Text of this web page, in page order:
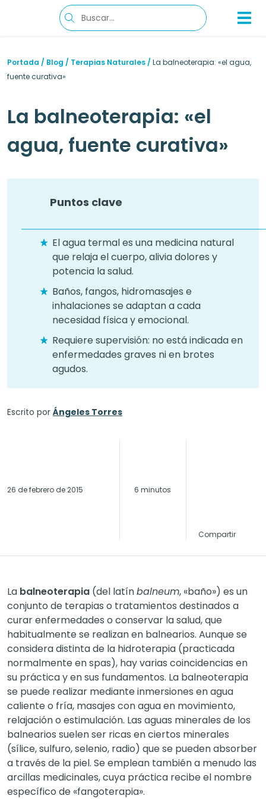
Portada / Blog / Terapias Naturales / La balneoterapia: «el agua,
fuente curativa»
La balneoterapia: «el
agua, fuente curativa»
Puntos clave
El agua termal es una medicina natural
que relaja el cuerpo, alivia dolores y
potencia la salud.
Baños, fangos, hidromasajes e
inhalaciones se adaptan a cada
necesidad física y emocional.
Requiere supervisión: no está indicada en
enfermedades graves ni en brotes
agudos.
Escrito por Ángeles Torres
26 de febrero de 2015 6 minutos
Compartir
La balneoterapia (del latínbalneum, «baño») es un
conjunto de terapias o tratamientos destinados a
curar enfermedades o conservar la salud, que
habitualmente se realizan en balnearios. Aunque se
considera distinta de la hidroterapia (practicada
normalmente en spas), hay varias coincidencias en
su práctica y en sus fundamentos. La balneoterapia
se puede realizar mediante inmersiones en agua
caliente o fría, masajes con agua en movimiento,
relajación o estimulación. Las aguas minerales de los
balnearios suelen ser ricas en ciertos minerales
(sílice, sulfuro, selenio, radio) que se pueden absorber
a través de la piel. Se emplean también a menudo las
arcillas medicinales, cuya práctica recibe el nombre
específico de «fangoterapia».